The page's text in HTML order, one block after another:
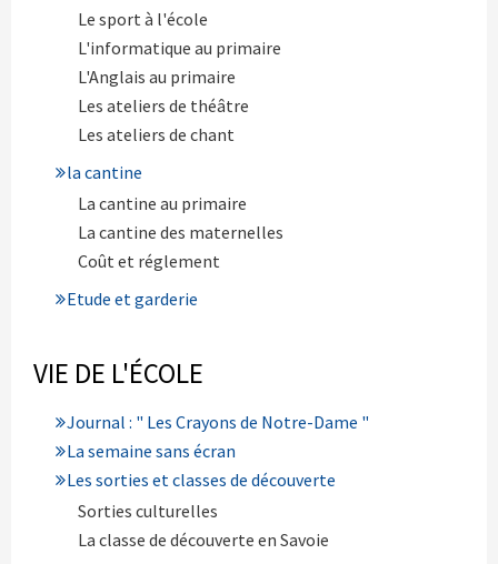
Le sport à l'école
L'informatique au primaire
L'Anglais au primaire
Les ateliers de théâtre
Les ateliers de chant
la cantine
La cantine au primaire
La cantine des maternelles
Coût et réglement
Etude et garderie
VIE DE L'ÉCOLE
Journal : " Les Crayons de Notre-Dame "
La semaine sans écran
Les sorties et classes de découverte
Sorties culturelles
La classe de découverte en Savoie